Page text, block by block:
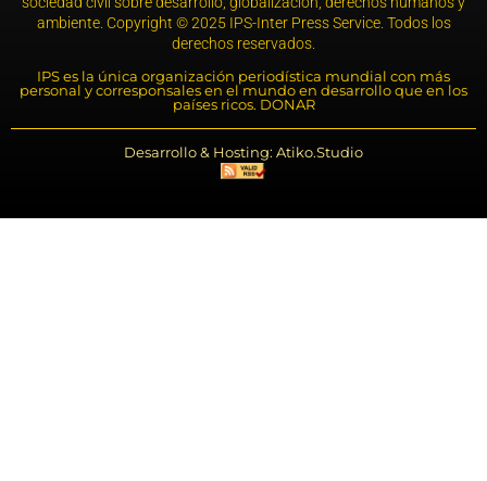
ambiente. Copyright © 2025 IPS-Inter Press Service. Todos los
derechos reservados.
IPS es la única organización periodística mundial con más
personal y corresponsales en el mundo en desarrollo que en los
países ricos. DONAR
Desarrollo & Hosting: Atiko.Studio